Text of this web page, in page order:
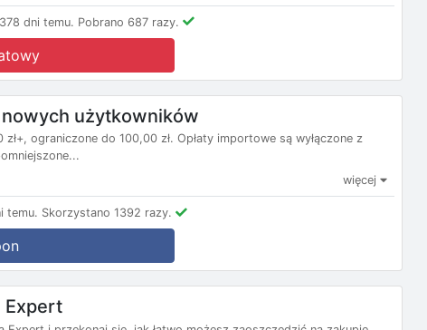
dni temu. Pobrano 687 razy.
użytkowników
ograniczone do 100,00 zł. Opłaty importowe są wyłączone z
więcej
temu. Skorzystano 1392 razy.
Expert